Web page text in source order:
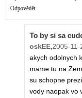
Odpovědět
To by si sa
oskEE,2005-11-
akych odolnych
mame tu na
su schopne
vody naopak vo